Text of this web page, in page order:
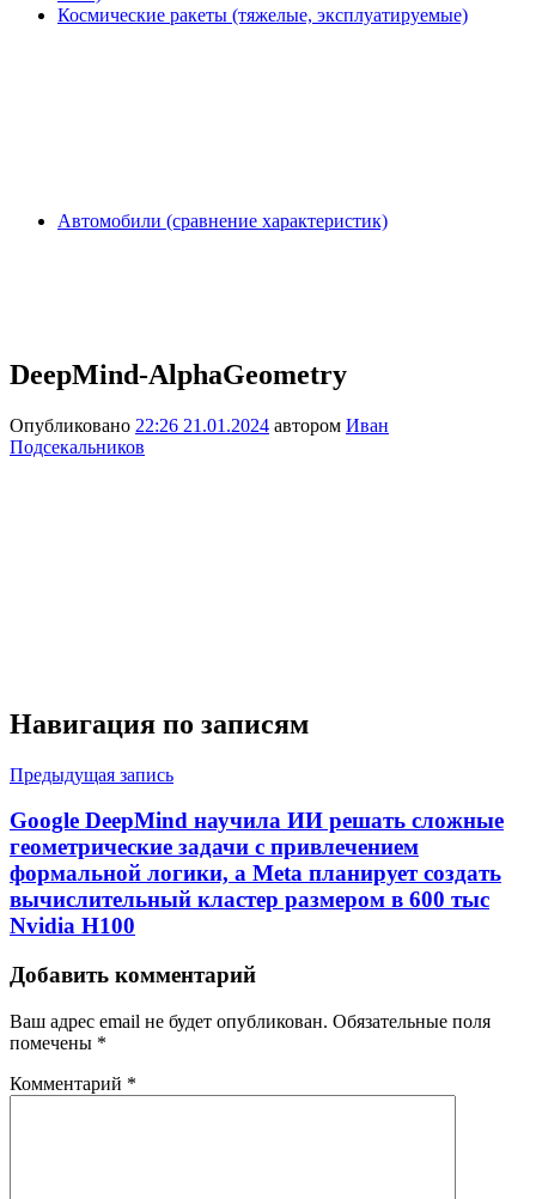
Космические ракеты (тяжелые, эксплуатируемые)
Автомобили (сравнение характеристик)
DeepMind-AlphaGeometry
Опубликовано 22:26 21.01.2024 автором Иван
Подсекальников
Навигация по записям
Предыдущая запись
Google DeepMind научила ИИ решать сложные
геометрические задачи с привлечением
формальной логики, а Meta планирует создать
вычислительный кластер размером в 600 тыс
Nvidia H100
Добавить комментарий
Ваш адрес email не будет опубликован. Обязательные поля
помечены *
Комментарий *